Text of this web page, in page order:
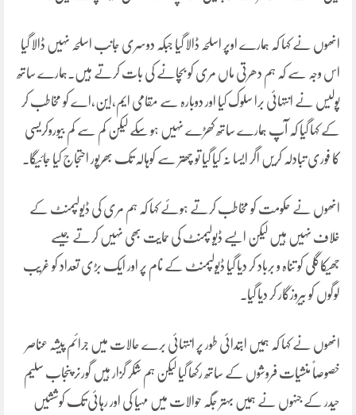
انھوں نے کہا کہ ہمارے اوپر اسلحہ ڈالا گیا جبکہ دوسری جانب اسلحہ نہیں ڈالا گیا
اس وجہ سے کہ ہم دھرتی ماں مری کو بچانے کی بات کرتے ہیں۔ہمارے ساتھ
پولیس نے انتہائی برا سلوک کیا اور دوبارہ سے مقامی ایم،این،اے کو مخاطب کر
کے کہا گیا کہ آپ ہمارے ساتھ کھڑے نہیں ہو سکے لیکن کم سے کم بیوروکریسی
کا فوری تبادلہ کریں اگر ایسا نہ کیا گیا تو چھتر سے کوہالہ تک بھرپور احتجاج کیا جائیگا۔
انھوں نے حکومت کو مخاطب کرتے ہوئے کہا کہ ہم مری کی ڈیولپمنٹ کے
خلاف نہیں ہیں لیکن ایسے ڈیولپمنٹ کی حمایت بھی نہیں کرتے جیسے
جھیکاگلی کو تناہ و برباد کر دیا گیا ڈیولپمنٹ کے نام پر اور ایک بڑی تعداد کو غریب
لوگوں کو بیروزگار کر دیا گیا۔
انھوں نے کہا کہ ہمیں ابتدائی طور پر انتہائی برے حالات میں جرائم پیشہ عناصر
خصوصاً منشیات فروشوں کے ساتھ رکھا گیا لیکن ہم شکر گزار ہیں گورنر پنجاب سلیم
حیدر کے جنہوں نے ہمیں بہتر جگہ حوالات میں مہیا کی اور رہائی تک کوششیں